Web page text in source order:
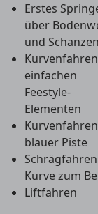
Erstes
über
und
einfachen
Feestyle-
Elementen
blauer Piste
Kurve zum
Liftfahren